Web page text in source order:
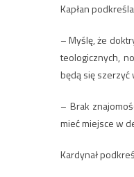
Kapłan
– Myślę, że
teologicznych,
będą się szerzyć
– Brak
mieć miejsce w
Kardynał